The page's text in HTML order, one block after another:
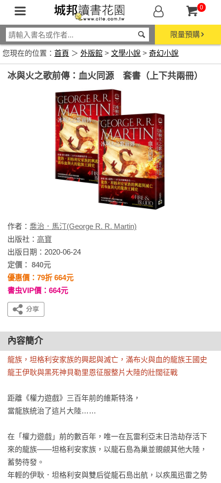
0
限量預購
您現在的位置： 首頁 ＞ 外版館 > 文學小說 > 奇幻小說
冰與火之歌前傳：血火同源 套書（上下共兩冊）
作者： 喬治．馬汀(George R. R. Martin)
出版社： 高寶
出版日期：2020-06-24
定價： 840元
優惠價：79折 664元
書虫VIP價：664元
內容簡介
龍族，坦格利安家族的興起與滅亡，滿布火與血的龍族王國史
龍王伊耿與黑死神貝勒里恩征服整片大陸的壯闊征戰
距離《權力遊戲》三百年前的維斯特洛，
當龍族統治了這片大陸……
在「權力遊戲」前的數百年，唯一在瓦雷利亞末日浩劫存活下
來的龍族——坦格利安家族，以龍石島為巢並覬覦其他大陸，
蓄勢待發。
年輕的伊耿．坦格利安與雙后從龍石島出航，以疾風迅雷之勢